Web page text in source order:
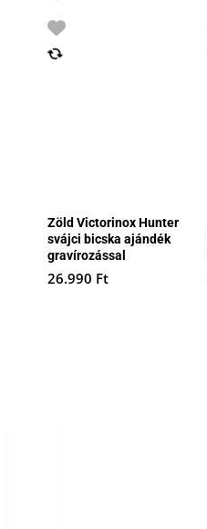
Zöld Victorinox Hunter
svájci bicska ajándék
gravírozással
26.990 Ft